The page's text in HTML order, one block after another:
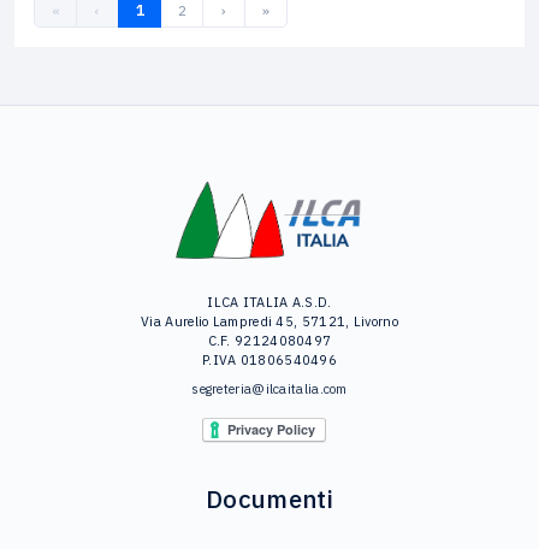
« ‹ 1 2 › »
ILCA ITALIA A.S.D.
Via Aurelio Lampredi 45, 57121, Livorno
C.F. 92124080497
P.IVA 01806540496
segreteria@ilcaitalia.com
Documenti